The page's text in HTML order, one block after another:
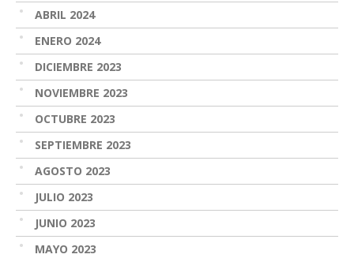
ABRIL 2024
ENERO 2024
DICIEMBRE 2023
NOVIEMBRE 2023
OCTUBRE 2023
SEPTIEMBRE 2023
AGOSTO 2023
JULIO 2023
JUNIO 2023
MAYO 2023